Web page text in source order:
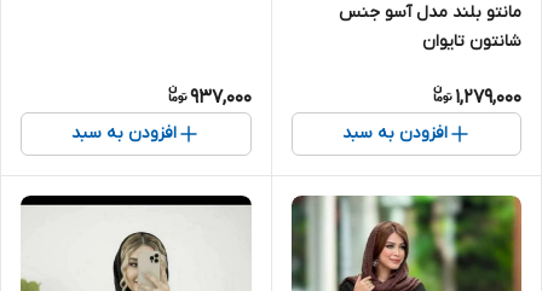
مانتو بلند مدل آسو جنس
شانتون تایوان
1,279,000
افزودن به سبد
937,000
افزودن به سبد